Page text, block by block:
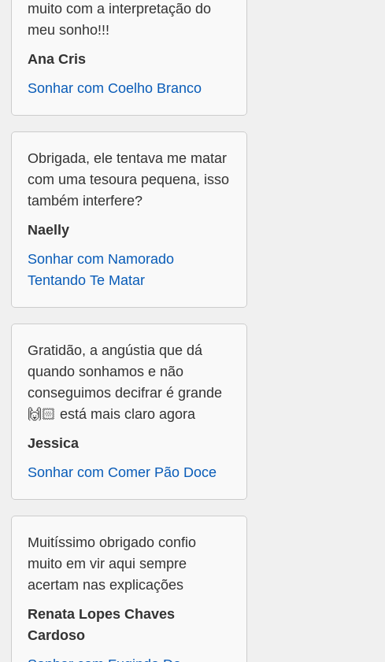
muito com a interpretação do
meu sonho!!!
Ana Cris
Sonhar com Coelho Branco
Obrigada, ele tentava me matar
com uma tesoura pequena, isso
também interfere?
Naelly
Sonhar com Namorado
Tentando Te Matar
Gratidão, a angústia que dá
quando sonhamos e não
conseguimos decifrar é grande
🙌🏻 está mais claro agora
Jessica
Sonhar com Comer Pão Doce
Muitíssimo obrigado confio
muito em vir aqui sempre
acertam nas explicações
Renata Lopes Chaves
Cardoso